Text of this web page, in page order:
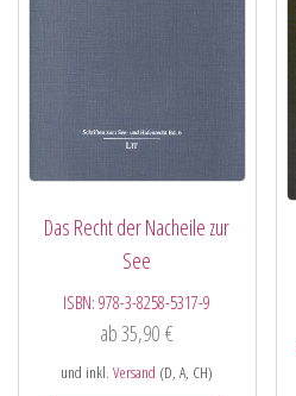
Das Recht der Nacheile zur
See
ISBN:978-3-8258-5317-9
ab35,90€
und inkl.Versand (D, A, CH)